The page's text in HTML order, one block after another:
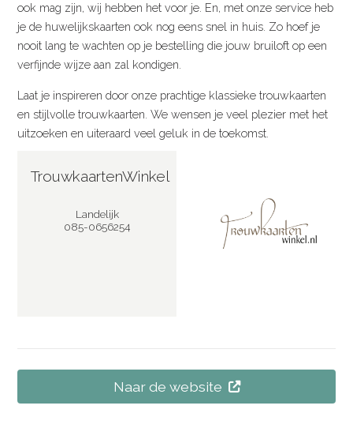
ook mag zijn, wij hebben het voor je. En, met onze service heb
je de huwelijkskaarten ook nog eens snel in huis. Zo hoef je
nooit lang te wachten op je bestelling die jouw bruiloft op een
verfijnde wijze aan zal kondigen.
Laat je inspireren door onze prachtige klassieke trouwkaarten
en stijlvolle trouwkaarten. We wensen je veel plezier met het
uitzoeken en uiteraard veel geluk in de toekomst.
TrouwkaartenWinkel
Landelijk
085-0656254
Naar de website